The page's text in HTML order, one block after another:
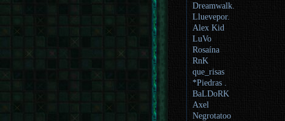
Dreamwalk.
Lluevepor.
Alex Kid
LuVo
Rosaína
RnK
que_risas
*Piedras .
BaLDoRK
Axel
Negrotatoo